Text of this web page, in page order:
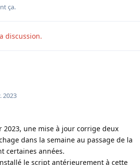
ça.
discussion.
2023
2023, une mise à jour corrige deux
dans la semaine au passage de la
certaines années.
le script antérieurement à cette